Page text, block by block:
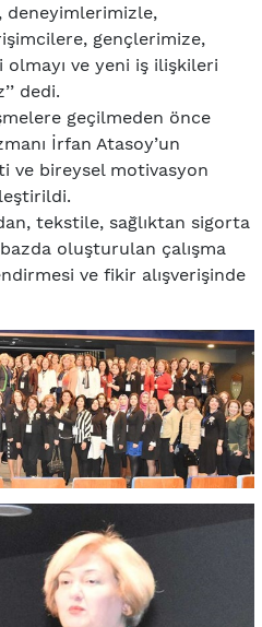
deneyimlerimizle,
gençlerimize,
olmayı ve yeni iş ilişkileri
dedi.
geçilmeden önce
İrfan Atasoy’un
ve bireysel motivasyon
tekstile, sağlıktan sigorta
oluşturulan çalışma
ve fikir alışverişinde